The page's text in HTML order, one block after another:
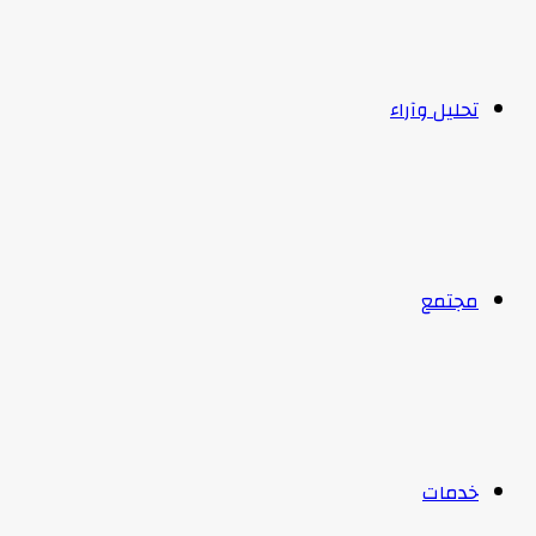
تحليل وآراء
مجتمع
خدمات